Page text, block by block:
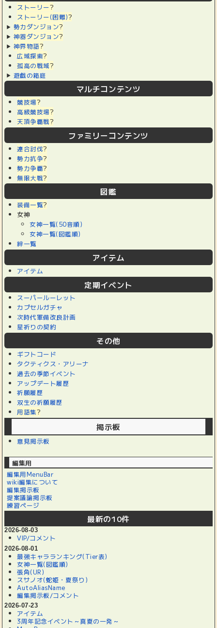
ストーリー?
ストーリー(困難)?
勢力ダンジョン?
神器ダンジョン?
神界物語?
広域探索?
孤高の戦域?
遊戯の箱庭
マルチコンテンツ
競技場?
高級競技場?
天頂争覇戦?
ファミリーコンテンツ
連合討伐?
勢力抗争?
勢力争覇?
無限大戦?
図鑑
装備一覧?
女神
女神一覧(50音順)
女神一覧(図鑑順)
絆一覧
アイテム
アイテム
定期イベント
スーパールーレット
カプセルガチャ
次時代軍備改良計画
星祈りの契約
その他
ギフトコード
タクティクス・アリーナ
過去の季節イベント
アップデート履歴
祈願履歴
双生の祈願履歴
用語集?
掲示板
意見掲示板
編集用
編集用MenuBar
wiki編集について
編集掲示板
提案議論掲示板
練習ページ
最新の10件
2026-08-03
VIP/コメント
2026-08-01
最強キャラランキング(Tier表)
女神一覧(図鑑順)
張角(UR)
スサノオ(蛇姫・夏祭り)
AutoAliasName
編集掲示板/コメント
2026-07-23
アイテム
3周年記念イベント～真夏の一発～